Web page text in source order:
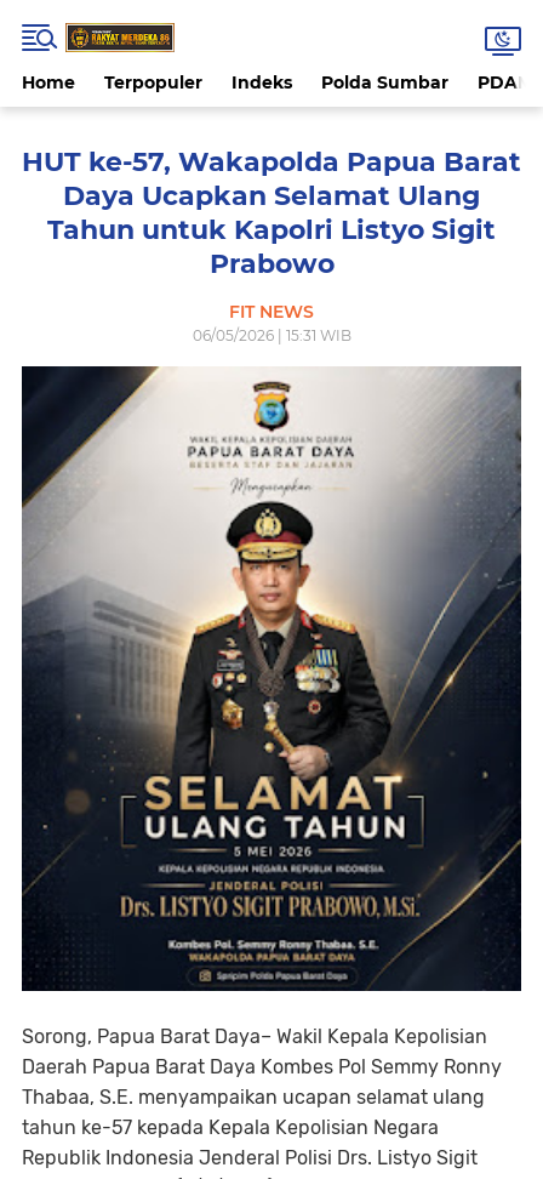
Home Terpopuler Indeks Polda Sumbar PDAM
HUT ke-57, Wakapolda Papua Barat
Daya Ucapkan Selamat Ulang
Tahun untuk Kapolri Listyo Sigit
Prabowo
FIT NEWS
06/05/2026 | 15:31 WIB
Sorong, Papua Barat Daya– Wakil Kepala Kepolisian
Daerah Papua Barat Daya Kombes Pol Semmy Ronny
Thabaa, S.E. menyampaikan ucapan selamat ulang
tahun ke-57 kepada Kepala Kepolisian Negara
Republik Indonesia Jenderal Polisi Drs. Listyo Sigit